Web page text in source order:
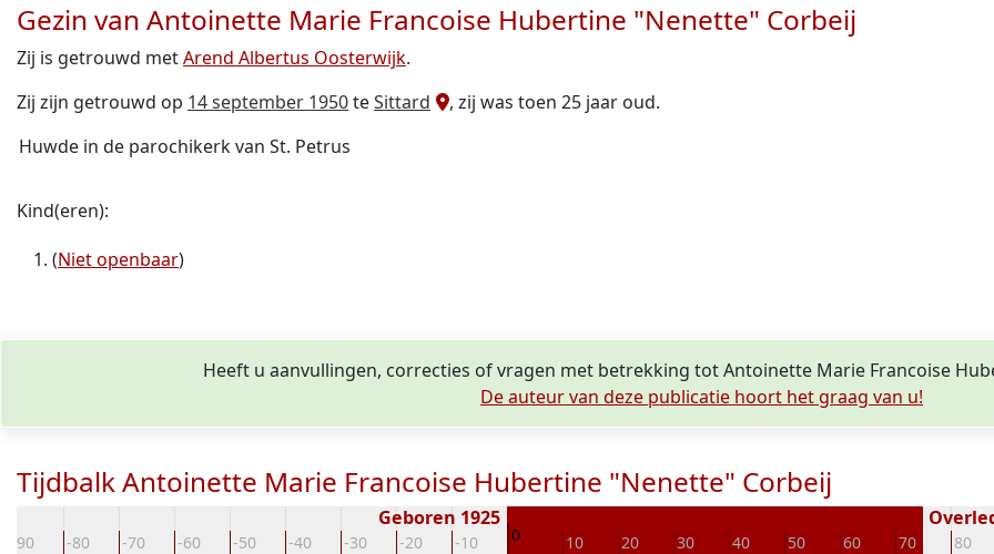
Gezin van Antoinette Marie Francoise Hubertine "Nenette" Corbeij
Zij is getrouwd metArend Albertus Oosterwijk.
Zij zijn getrouwd op 14 september 1950teSittard
, zij was toen 25 jaar oud.
Huwde in de parochikerk van St. Petrus
Kind(eren):
(Niet openbaar)
Heeft u aanvullingen, correcties of vragen met betrekking tot Antoinette Marie Francoise
De auteur van deze publicatie hoort het graag van u!
Tijdbalk Antoinette Marie Francoise Hubertine "Nenette" Corbeij
-90 -80 -70 -60 -50 -40 -30 -20 -10 0 10 20 30 40 50 60 70 80
Geboren 1925